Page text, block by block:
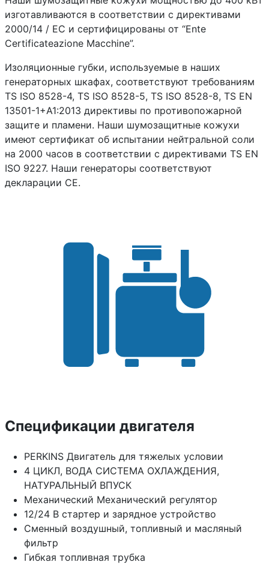
изготавливаются в соответствии с директивами
2000/14 / EC и сертифицированы от “Ente
Certificateazione Macchine”.
Изоляционные губки, используемые в наших
генераторных шкафах, соответствуют требованиям
TS ISO 8528-4, TS ISO 8528-5, TS ISO 8528-8, TS EN
13501-1+A1:2013 директивы по противопожарной
защите и пламени. Наши шумозащитные кожухи
имеют сертификат об испытании нейтральной соли
на 2000 часов в соответствии с директивами TS EN
ISO 9227. Наши генераторы соответствуют
декларации CE.
Спецификации двигателя
PERKINS Двигатель для тяжелых условии
4 ЦИКЛ, ВОДА СИСТЕМА ОХЛАЖДЕНИЯ,
НАТУРАЛЬНЫЙ ВПУСК
Механический Механический регулятор
12/24 В стартер и зарядное устройство
Сменный воздушный, топливный и масляный
фильтр
Гибкая топливная трубка